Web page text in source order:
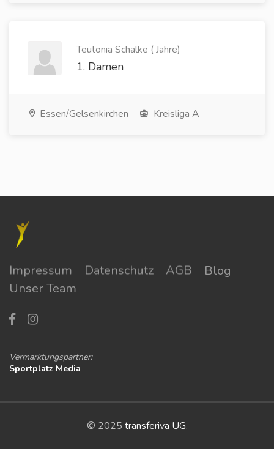
Teutonia Schalke ( Jahre)
1. Damen
Essen/Gelsenkirchen Kreisliga A
Impressum Datenschutz AGB
Blog
Unser Team
Vermarktungspartner:
Sportplatz Media
© 2025 transferiva UG.